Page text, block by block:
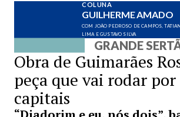
COLUNA
GUILHERME AMADO
COM JOÃO PEDROSO DE CAMPOS,
LIMA E GUSTAVO SILVA
GRANDE
Obra de Guimarães
peça que vai rodar por
capitais